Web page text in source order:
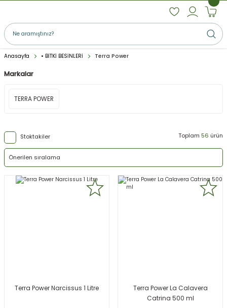
Anasayfa • BİTKİ BESİNLERİ Terra Power
Markalar
TERRA POWER
Stoktakiler Toplam 56 ürün
Terra Power Narcissus 1 Litre
Terra Power La Calavera
Catrina 500 ml